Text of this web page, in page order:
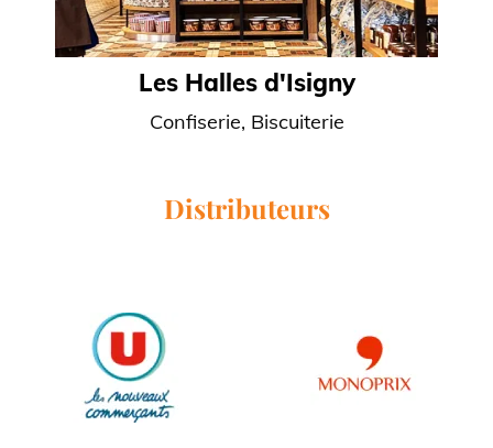
Les Halles d'Isigny
Confiserie, Biscuiterie
Distributeurs